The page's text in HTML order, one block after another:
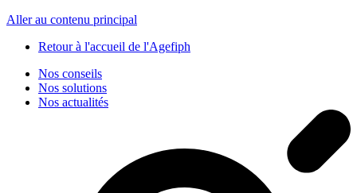
Aller au contenu principal
Retour à l'accueil de l'Agefiph
Nos conseils
Nos solutions
Nos actualités